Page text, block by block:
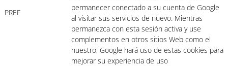
PREF
permanecer conectado a su cuenta de Google
al visitar sus servicios de nuevo. Mientras
permanezca con esta sesión activa y use
complementos en otros sitios Web como el
nuestro, Google hará uso de estas cookies para
mejorar su experiencia de uso